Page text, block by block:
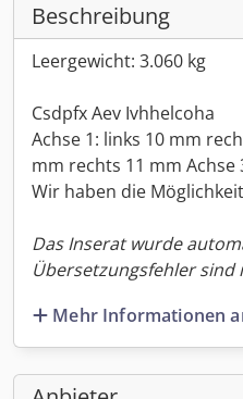
Beschreibung
Leergewicht: 3.060 kg
Csdpfx Aev Ivhhelcoha
Achse 1: links 10 mm
mm rechts 11 mm
Wir haben die
Das Inserat wurde
Übersetzungsfehler sind
Mehr Informationen